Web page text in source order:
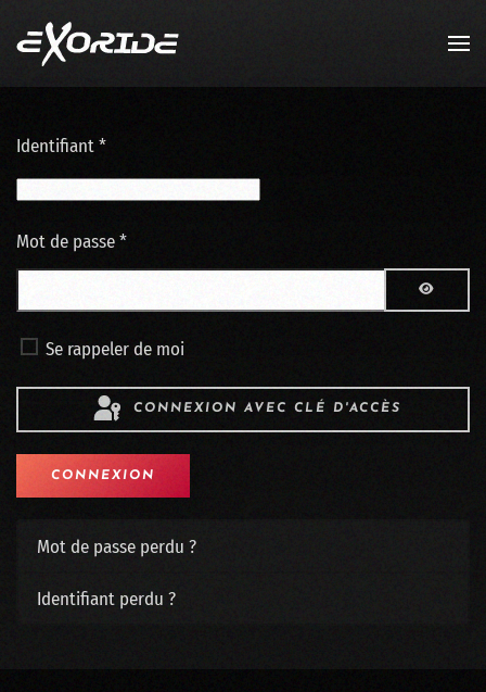
Accéder au contenu principal
Identifiant*
Mot de passe*
Se rappeler de moi
CONNEXION AVEC CLÉ D'ACCÈS
CONNEXION
Mot de passe perdu ?
Identifiant perdu ?